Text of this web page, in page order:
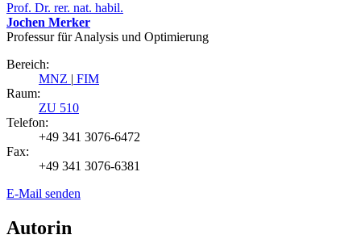
Prof. Dr. rer. nat. habil.
Jochen Merker
Professur für Analysis und Optimierung
Bereich:
MNZ | FIM
Raum:
ZU 510
Telefon:
+49 341 3076-6472
Fax:
+49 341 3076-6381
E-Mail senden
Autorin